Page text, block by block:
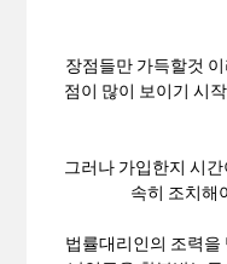
장점들만 가득할것
점이 많이 보이기 시
그러나 가입한지 시
속히 조치해
법률대리인의 조력을